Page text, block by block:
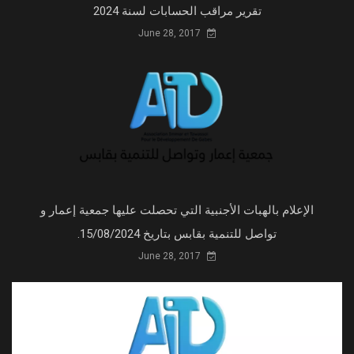
تقرير مراقب الحسابات لسنة 2024
June 28, 2017
الإعلام بالهبات الأجنبية التي تحصلت عليها جمعية إعمار و
تواصل للتنمية بقابس بتاريخ 15/08/2024.
June 28, 2017